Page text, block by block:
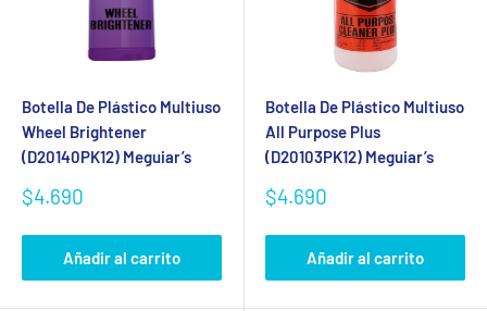
Botella De Plástico Multiuso
Wheel Brightener
(D20140PK12) Meguiar’s
Precio
venta
$4.690
Añadir al carrito
Botella De Plástico Multiuso
All Purpose Plus
(D20103PK12) Meguiar’s
Precio
venta
$4.690
Añadir al carrito